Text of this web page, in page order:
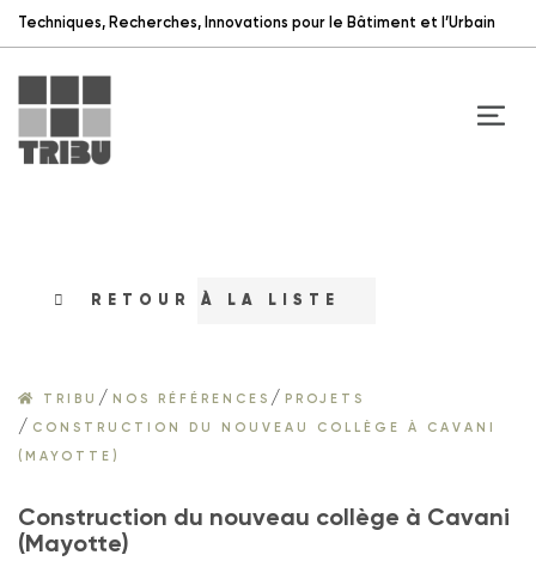
Techniques, Recherches, Innovations pour le Bâtiment et l’Urbain
RETOUR À LA LISTE
TRIBU / NOS RÉFÉRENCES / PROJETS
/ CONSTRUCTION DU NOUVEAU COLLÈGE À CAVANI
(MAYOTTE)
Construction du nouveau collège à Cavani
(Mayotte)